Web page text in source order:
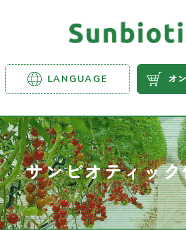
サン
ック
業資
LANGUAGE オ
サンビオティッ